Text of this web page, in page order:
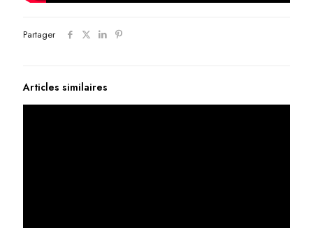
Partager
Articles similaires